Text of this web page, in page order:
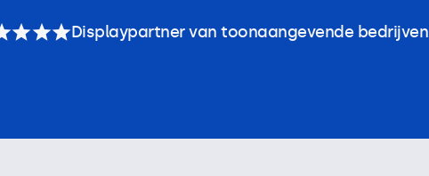
Displaypartner van toonaangevende bedrijven